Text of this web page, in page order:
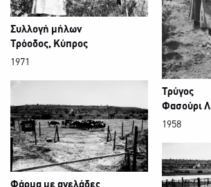
Συλλογή μήλων
Τρόοδος, Κύπρος
1971
Τρύγος
Φασούρι
1958